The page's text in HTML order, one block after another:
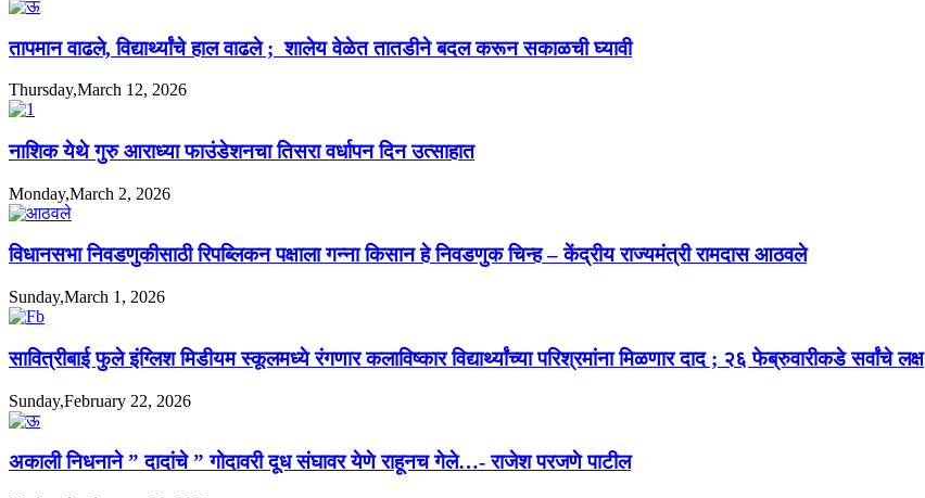
तापमान वाढले, विद्यार्थ्यांचे हाल वाढले ; शालेय वेळेत तातडीने बदल करून सकाळची घ्यावी
Thursday,March 12, 2026
नाशिक येथे गुरु आराध्या फाउंडेशनचा तिसरा वर्धापन दिन उत्साहात
Monday,March 2, 2026
विधानसभा निवडणुकीसाठी रिपब्लिकन पक्षाला गन्ना किसान हे निवडणुक चिन्ह – केंद्रीय राज्यमंत्री रामदास आठवले
Sunday,March 1, 2026
सावित्रीबाई फुले इंग्लिश मिडीयम स्कूलमध्ये रंगणार कलाविष्कार विद्यार्थ्यांच्या परिश्रमांना मिळणार दाद ; २६ फेब्रुवारीकडे सर्वांचे लक्ष
Sunday,February 22, 2026
अकाली निधनाने ” दादांचे ” गोदावरी दूध संघावर येणे राहूनच गेले…- राजेश परजणे पाटील